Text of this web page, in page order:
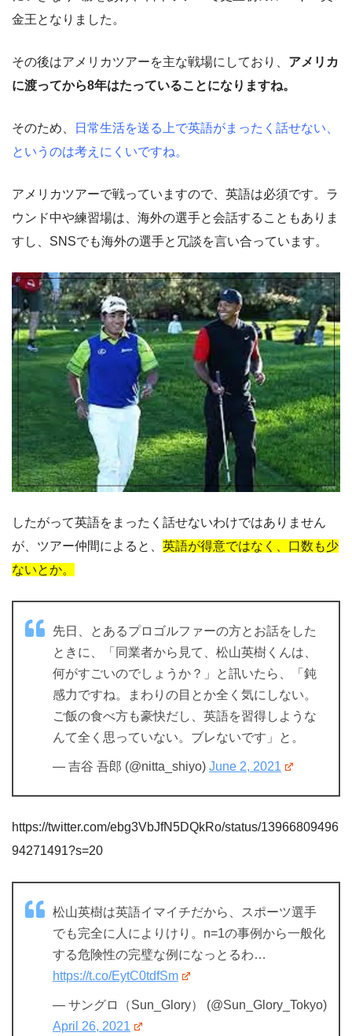
金王となりました。
その後はアメリカツアーを主な戦場にしており、 アメリカ
に渡ってから8年はたっていることになりますね。
そのため、
日常生活を送る上で英語がまったく話せない、
というのは考えにくいですね。
アメリカツアーで戦っていますので、英語は必須です。ラ
ウンド中や練習場は、海外の選手と会話することもありま
すし、SNSでも海外の選手と冗談を言い合っています。
したがって英語をまったく話せないわけではありません
が、ツアー仲間によると、 英語が得意ではなく、口数も少
ないとか。
先日、とあるプロゴルファーの方とお話をした
ときに、「同業者から見て、松山英樹くんは、
何がすごいのでしょうか？」と訊いたら、「鈍
感力ですね。まわりの目とか全く気にしない。
ご飯の食べ方も豪快だし、英語を習得しような
んて全く思っていない。ブレないです」と。
— 吉谷 吾郎 (@nitta_shiyo) June 2, 2021
https://twitter.com/ebg3VbJfN5DQkRo/status/13966809496
94271491?s=20
松山英樹は英語イマイチだから、スポーツ選手
でも完全に人によりけり。n=1の事例から一般化
する危険性の完璧な例になっとるわ…
https://t.co/EytC0tdfSm
— サングロ（Sun_Glory） (@Sun_Glory_Tokyo)
April 26, 2021